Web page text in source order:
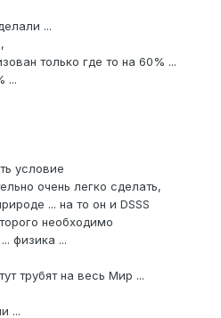
...
только где то на 60% ...
...
условие
очень легко сделать,
... на то он и DSSS
необходимо
физика ...
трубят на весь Мир ...
...